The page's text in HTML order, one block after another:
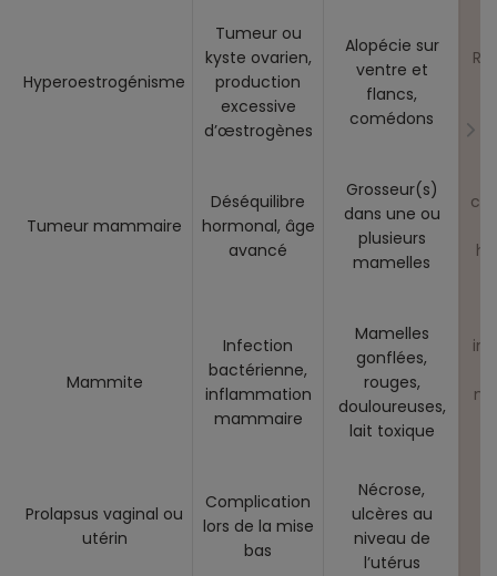
Hyperoestrogénisme
Tumeur ou
kyste ovarien,
production
excessive
d’œstrogènes
Alopécie sur
ventre et
flancs,
comédons
Tumeur mammaire
Déséquilibre
hormonal, âge
avancé
Grosseur(s)
dans une ou
plusieurs
mamelles
Mammite
Infection
bactérienne,
inflammation
mammaire
Mamelles
gonflées,
rouges,
douloureuses,
lait toxique
Prolapsus vaginal ou
utérin
Complication
lors de la mise
bas
Nécrose,
ulcères au
niveau de
l’utérus